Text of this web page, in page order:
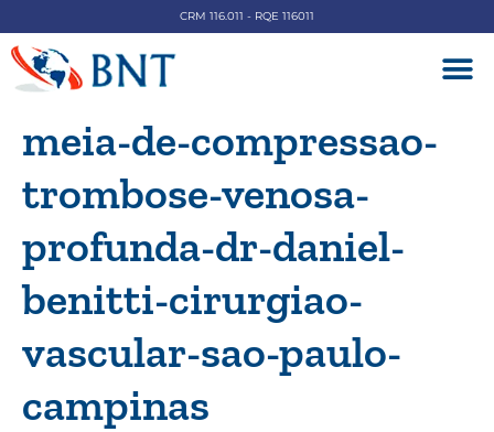
CRM 116.011 - RQE 116011
meia-de-compressao-
trombose-venosa-
profunda-dr-daniel-
benitti-cirurgiao-
vascular-sao-paulo-
campinas